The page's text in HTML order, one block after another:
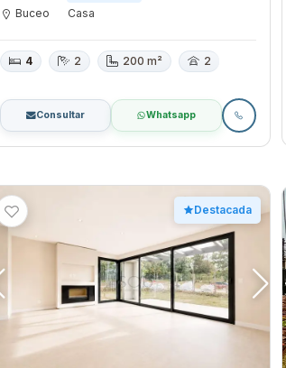
Buceo Casa
4 2 200 m² 2
Consultar Whatsapp
Destacada